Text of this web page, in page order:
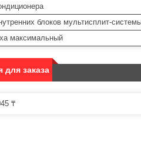
блоков мультисплит-
максимальный
заказа
₸